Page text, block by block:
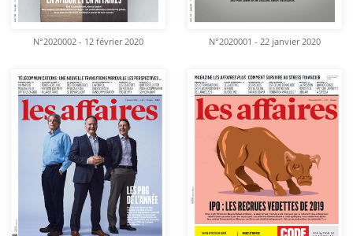
N°2020002 - 12 février 2020 N°2020001 - 22 janvier 2020